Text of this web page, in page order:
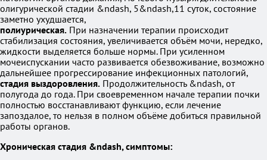
олигурической стадии &ndash, 5&ndash,11 суток, состояние
заметно ухудшается,
полиурическая. При назначении терапии происходит
стабилизация состояния, увеличивается объём мочи, нередко,
жидкости выделяется больше нормы. При усиленном
мочеиспускании часто развивается обезвоживание, возможно
дальнейшее прогрессирование инфекционных патологий,
стадия выздоровления. Продолжительность &ndash, от
полугода до года. При своевременном начале терапии почки
полностью восстанавливают функцию, если лечение
запоздалое, то нельзя в полном объёме добиться правильной
работы органов.
Хроническая стадия &ndash, симптомы: